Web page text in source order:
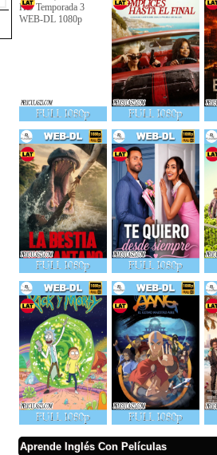
Aprende Inglés Con Películas